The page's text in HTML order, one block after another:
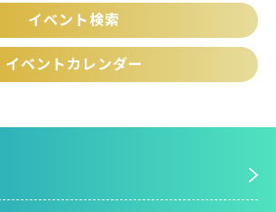
イベント検索
イベントカレンダー